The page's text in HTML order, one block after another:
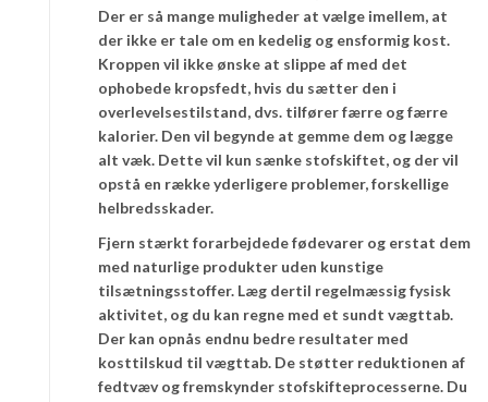
Der er så mange muligheder at vælge imellem, at
der ikke er tale om en kedelig og ensformig kost.
Kroppen vil ikke ønske at slippe af med det
ophobede kropsfedt, hvis du sætter den i
overlevelsestilstand, dvs. tilfører færre og færre
kalorier. Den vil begynde at gemme dem og lægge
alt væk. Dette vil kun sænke stofskiftet, og der vil
opstå en række yderligere problemer, forskellige
helbredsskader.
Fjern stærkt forarbejdede fødevarer og erstat dem
med naturlige produkter uden kunstige
tilsætningsstoffer. Læg dertil regelmæssig fysisk
aktivitet, og du kan regne med et sundt vægttab.
Der kan opnås endnu bedre resultater med
kosttilskud til vægttab. De støtter reduktionen af
fedtvæv og fremskynder stofskifteprocesserne. Du